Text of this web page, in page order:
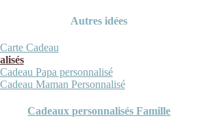
Autres idées
Carte Cadeau
Cadeau Papa personnalisé
Cadeau Maman Personnalisé
Cadeaux personnalisés Famille